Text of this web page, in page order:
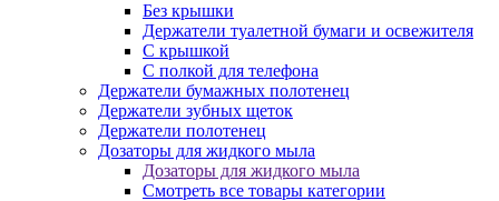
Без крышки
Держатели туалетной бумаги и освежителя
С крышкой
С полкой для телефона
Держатели бумажных полотенец
Держатели зубных щеток
Держатели полотенец
Дозаторы для жидкого мыла
Дозаторы для жидкого мыла
Смотреть все товары категории